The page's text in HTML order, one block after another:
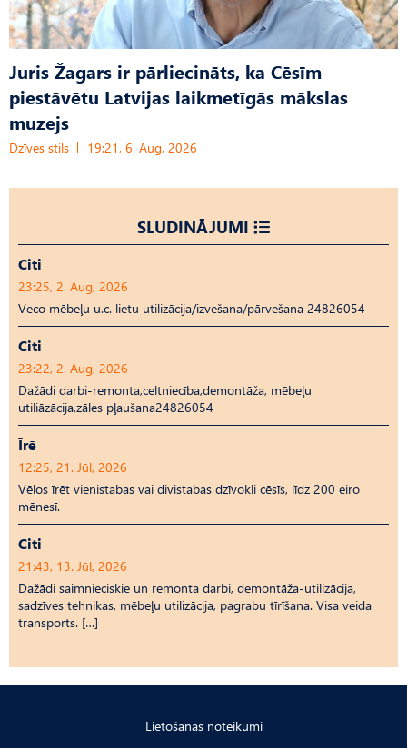
Juris Žagars ir pārliecināts, ka Cēsīm
piestāvētu Latvijas laikmetīgās mākslas
muzejs
Dzīves stils 19:21, 6. Aug, 2026
SLUDINĀJUMI
Citi
23:25, 2. Aug, 2026
Veco mēbeļu u.c. lietu utilizācija/izvešana/pārvešana 24826054
Citi
23:22, 2. Aug, 2026
Dažādi darbi-remonta,celtniecība,demontāža, mēbeļu
utiliāzācija,zāles pļaušana24826054
Īrē
12:25, 21. Jūl, 2026
Vēlos īrēt vienistabas vai divistabas dzīvokli cēsīs, līdz 200 eiro
mēnesī.
Citi
21:43, 13. Jūl, 2026
Dažādi saimnieciskie un remonta darbi, demontāža-utilizācija,
sadzīves tehnikas, mēbeļu utilizācija, pagrabu tīrīšana. Visa veida
transports. […]
Lietošanas noteikumi